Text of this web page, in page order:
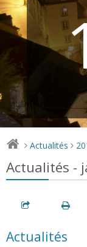
> Actualités >
Actualités -
Actualités